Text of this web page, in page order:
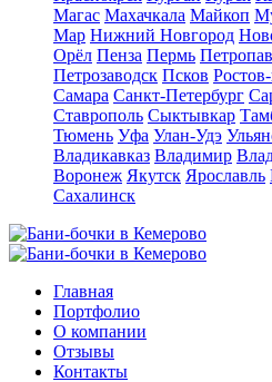
Магас Махачкала Майкоп
Мар Нижний Новгород
Орёл Пенза Пермь
Петрозаводск Псков
Самара Санкт-Петербург
Ставрополь Сыктывкар
Тюмень Уфа Улан-Удэ
Владикавказ Владимир
Воронеж Якутск Ярославль
Сахалинск
Главная
Портфолио
О компании
Отзывы
Контакты